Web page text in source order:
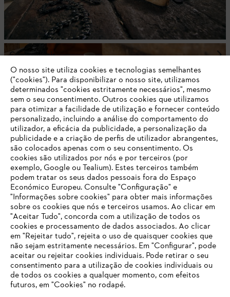
Consumíveis
Equipamento de Proteção Individual / EPI
Mantenha-se atualizado com a Newsletter
STIHL
O SEU NAVEGADOR NÃO SUPORTA
ESTE WEBSITE
Está utilizar um navegador que ainda não suportamos. Para
obter o melhor uso de nosso site, recomendamos que altere
para um dos seguintes navegadores:
O nosso site utiliza cookies e tecnologias semelhantes
("cookies"). Para disponibilizar o nosso site, utilizamos
determinados "cookies estritamente necessários", mesmo
sem o seu consentimento. Outros cookies que utilizamos
para otimizar a facilidade de utilização e fornecer conteúdo
personalizado, incluindo a análise do comportamento do
utilizador, a eficácia da publicidade, a personalização da
publicidade e a criação de perfis de utilizador abrangentes,
são colocados apenas com o seu consentimento. Os
cookies são utilizados por nós e por terceiros (por
exemplo, Google ou Tealium). Estes terceiros também
podem tratar os seus dados pessoais fora do Espaço
Económico Europeu. Consulte "Configuração" e
"Informações sobre cookies" para obter mais informações
sobre os cookies que nós e terceiros usamos. Ao clicar em
"Aceitar Tudo", concorda com a utilização de todos os
cookies e processamento de dados associados. Ao clicar
em "Rejeitar tudo", rejeita o uso de quaisquer cookies que
não sejam estritamente necessários. Em "Configurar", pode
aceitar ou rejeitar cookies individuais. Pode retirar o seu
consentimento para a utilização de cookies individuais ou
de todos os cookies a qualquer momento, com efeitos
futuros, em "Cookies" no rodapé.